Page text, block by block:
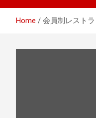
Home 会員制レスト